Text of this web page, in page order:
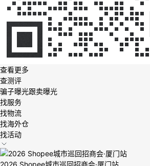
查看更多
查测评
骗子曝光跟卖曝光
找服务
找物流
找海外仓
找活动
2026 Shopee城市巡回招商会·厦门站